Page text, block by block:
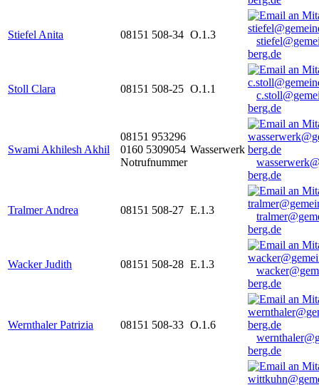
Stiefel Anita 08151 508-34 O.1.3
berg.de
Stoll Clara 08151 508-25 O.1.1
berg.de
Swami Akhilesh Akhil
08151 953296
0160 5309054
Notrufnummer
Wasserwerk
berg.de
Tralmer Andrea 08151 508-27 E.1.3
berg.de
Wacker Judith 08151 508-28 E.1.3
berg.de
Wernthaler Patrizia 08151 508-33 O.1.6
berg.de